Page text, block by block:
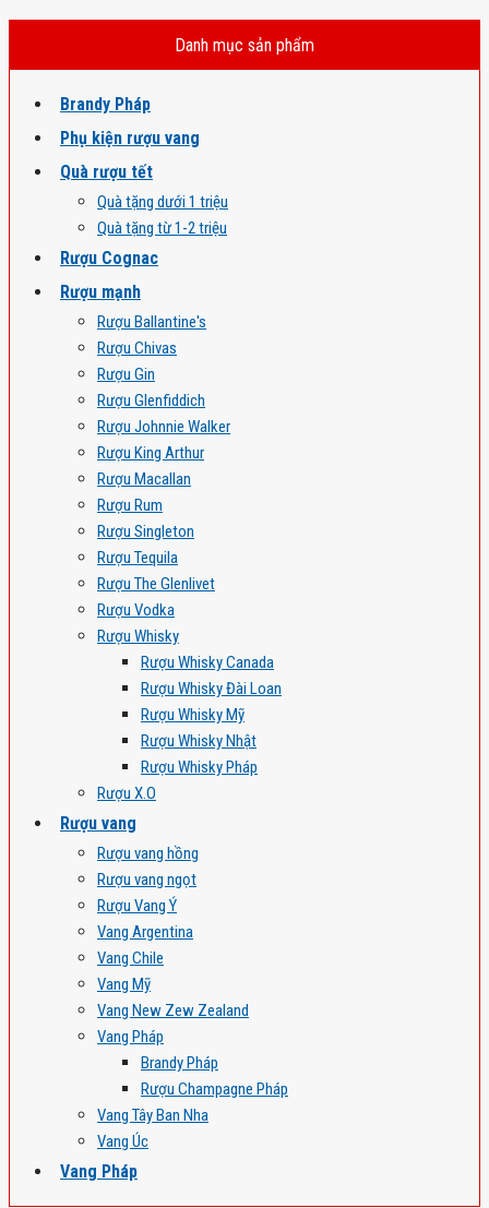
Danh mục sản phẩm
Brandy Pháp
Phụ kiện rượu vang
Quà rượu tết
Quà tặng dưới 1 triệu
Quà tặng từ 1-2 triệu
Rượu Cognac
Rượu mạnh
Rượu Ballantine's
Rượu Chivas
Rượu Gin
Rượu Glenfiddich
Rượu Johnnie Walker
Rượu King Arthur
Rượu Macallan
Rượu Rum
Rượu Singleton
Rượu Tequila
Rượu The Glenlivet
Rượu Vodka
Rượu Whisky
Rượu Whisky Canada
Rượu Whisky Đài Loan
Rượu Whisky Mỹ
Rượu Whisky Nhật
Rượu Whisky Pháp
Rượu X.O
Rượu vang
Rượu vang hồng
Rượu vang ngọt
Rượu Vang Ý
Vang Argentina
Vang Chile
Vang Mỹ
Vang New Zew Zealand
Vang Pháp
Brandy Pháp
Rượu Champagne Pháp
Vang Tây Ban Nha
Vang Úc
Vang Pháp